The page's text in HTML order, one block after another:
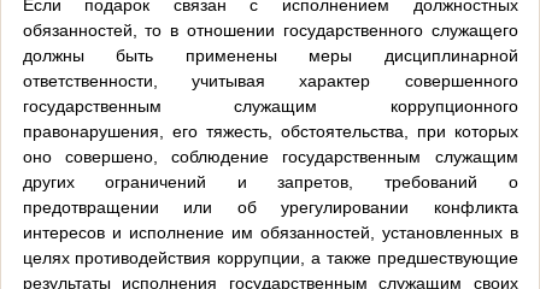
Если подарок связан с исполнением должностных
обязанностей, то в отношении государственного служащего
должны быть применены меры дисциплинарной
ответственности, учитывая характер совершенного
государственным служащим коррупционного
правонарушения, его тяжесть, обстоятельства, при которых
оно совершено, соблюдение государственным служащим
других ограничений и запретов, требований о
предотвращении или об урегулировании конфликта
интересов и исполнение им обязанностей, установленных в
целях противодействия коррупции, а также предшествующие
результаты исполнения государственным служащим своих